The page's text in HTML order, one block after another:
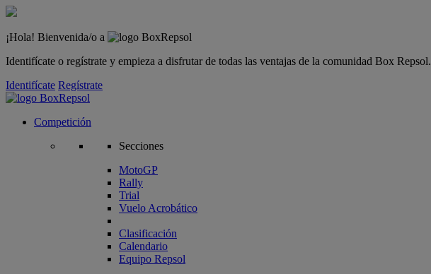
¡Hola! Bienvenida/o a
Identifícate o regístrate y empieza a disfrutar de todas las ventajas de la comunidad Box Repsol.
Identifícate Regístrate
Competición
Secciones
MotoGP
Rally
Trial
Vuelo Acrobático
Clasificación
Calendario
Equipo Repsol